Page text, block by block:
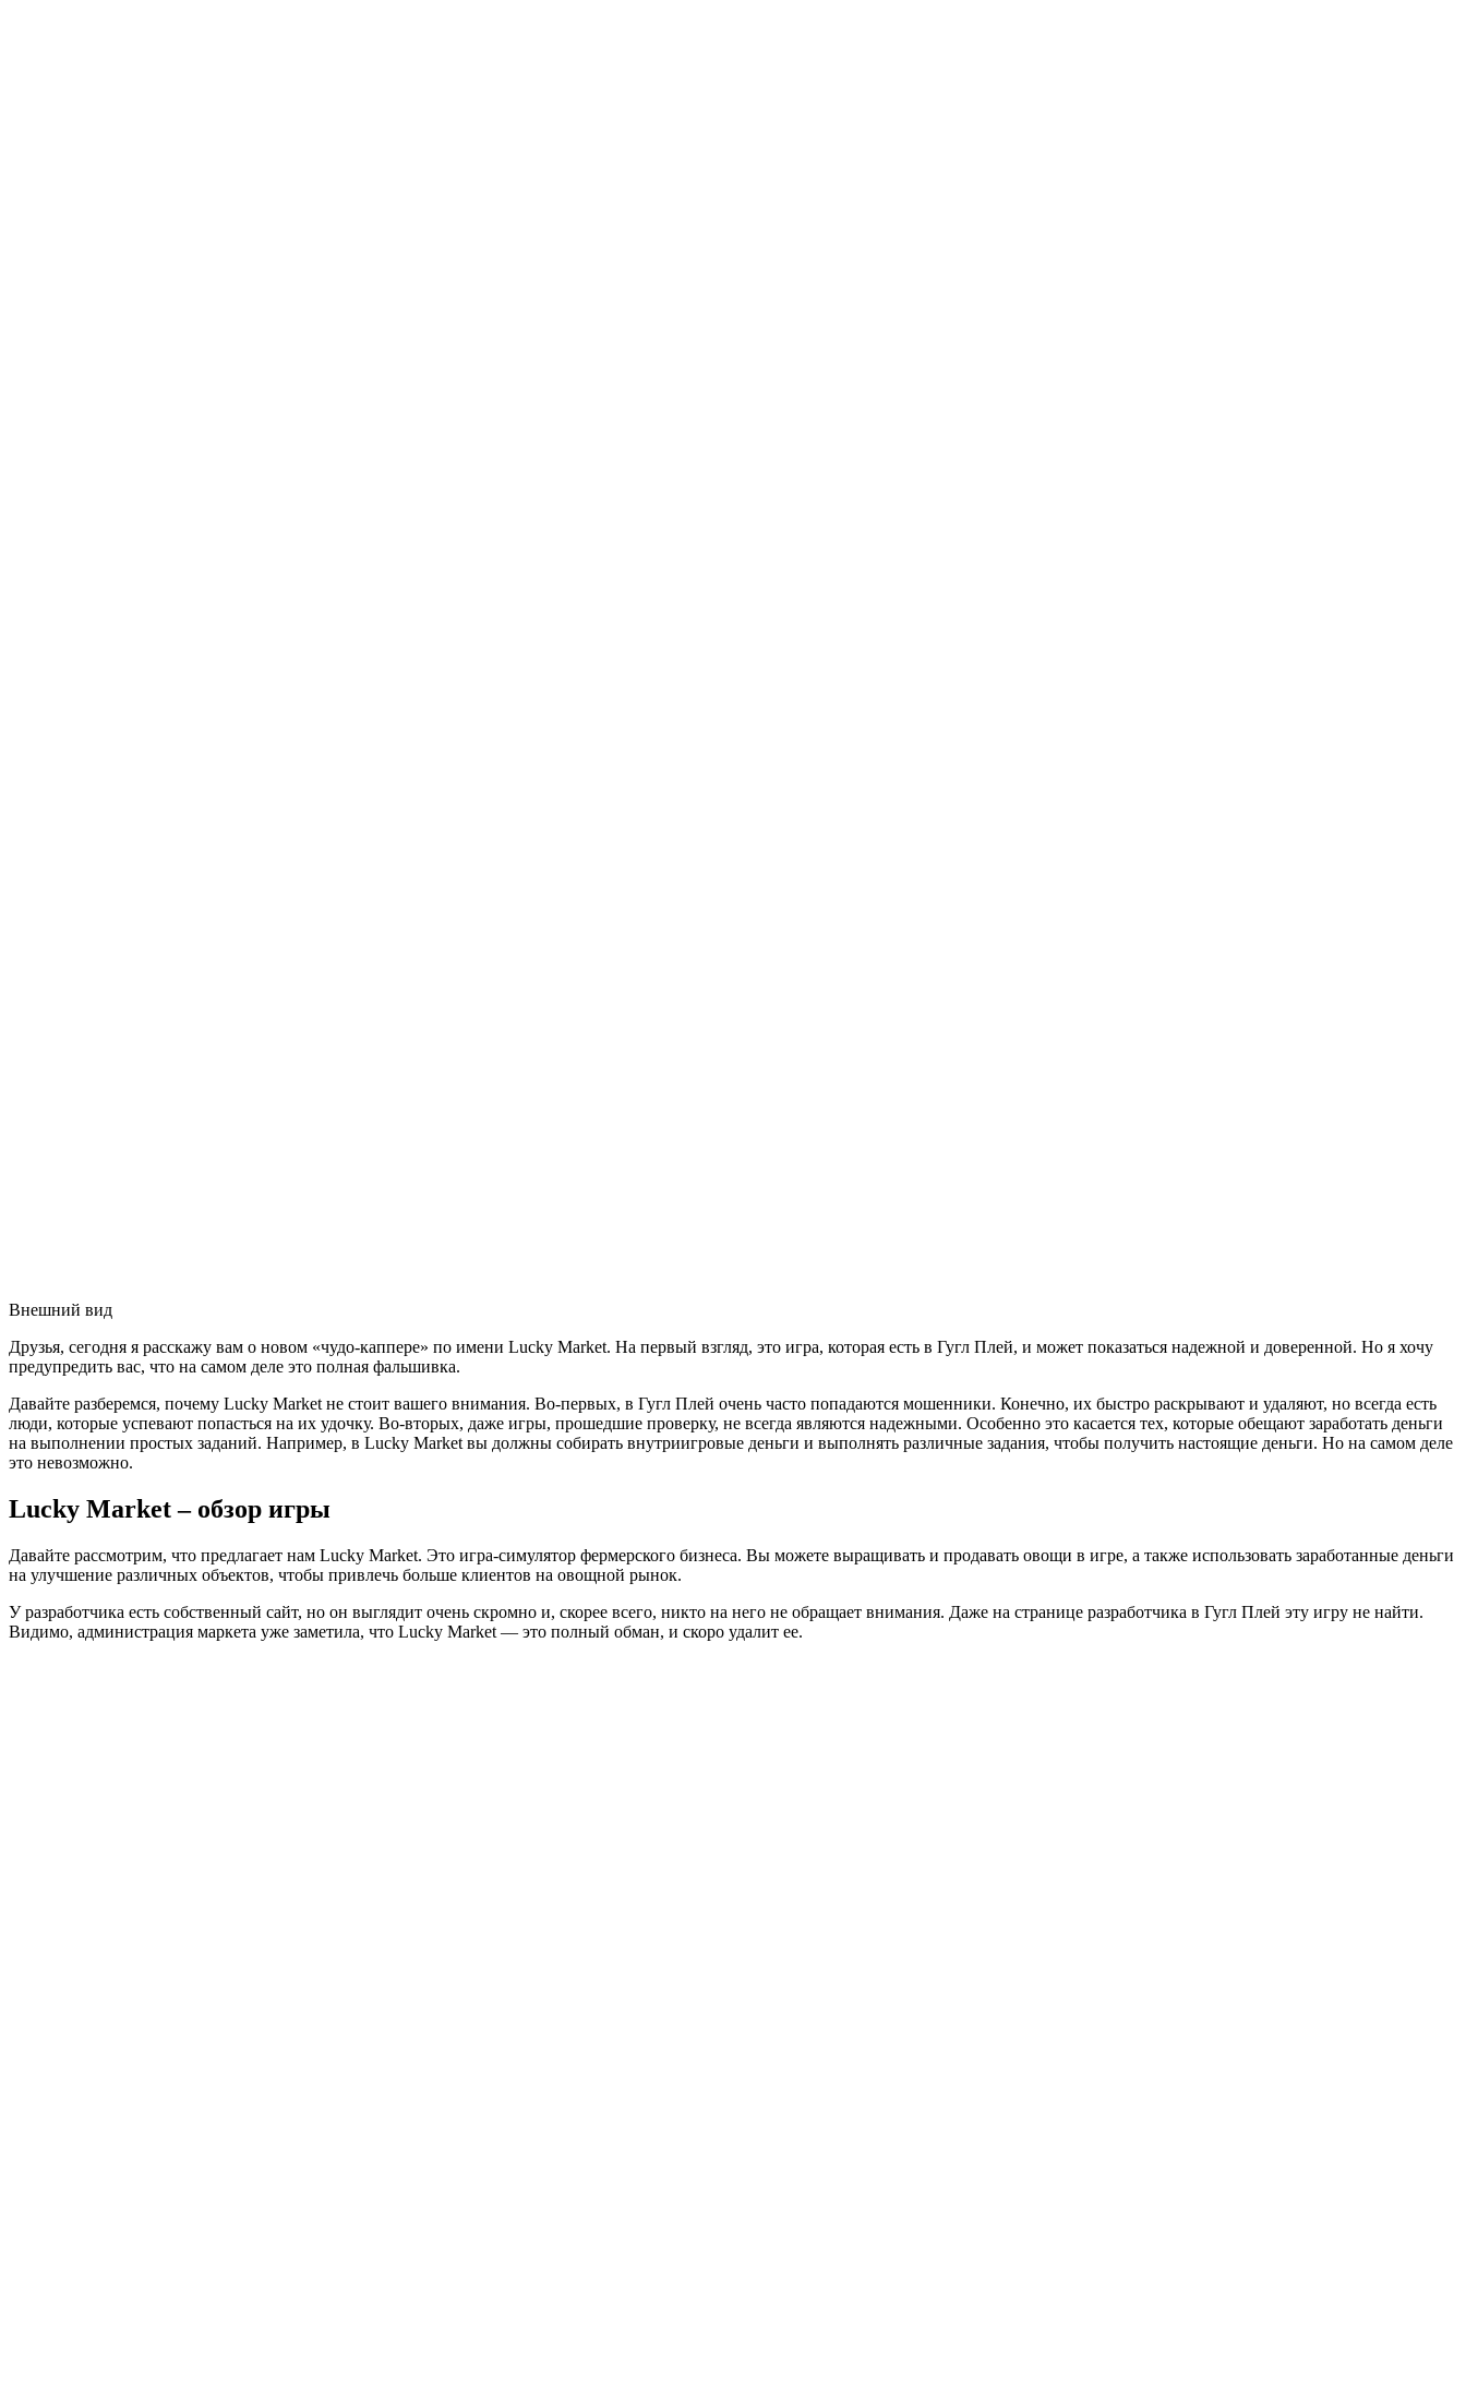
Внешний вид
Друзья, сегодня я расскажу вам о новом «чудо-каппере» по имени Lucky Market. На первый взгляд, это игра, которая есть в Гугл Плей, и может показаться надежной и доверенной. Но я хочу
предупредить вас, что на самом деле это полная фальшивка.
Давайте разберемся, почему Lucky Market не стоит вашего внимания. Во-первых, в Гугл Плей очень часто попадаются мошенники. Конечно, их быстро раскрывают и удаляют, но всегда есть
люди, которые успевают попасться на их удочку. Во-вторых, даже игры, прошедшие проверку, не всегда являются надежными. Особенно это касается тех, которые обещают заработать деньги
на выполнении простых заданий. Например, в Lucky Market вы должны собирать внутриигровые деньги и выполнять различные задания, чтобы получить настоящие деньги. Но на самом деле
это невозможно.
Lucky Market – обзор игры
Давайте рассмотрим, что предлагает нам Lucky Market. Это игра-симулятор фермерского бизнеса. Вы можете выращивать и продавать овощи в игре, а также использовать заработанные деньги
на улучшение различных объектов, чтобы привлечь больше клиентов на овощной рынок.
У разработчика есть собственный сайт, но он выглядит очень скромно и, скорее всего, никто на него не обращает внимания. Даже на странице разработчика в Гугл Плей эту игру не найти.
Видимо, администрация маркета уже заметила, что Lucky Market — это полный обман, и скоро удалит ее.